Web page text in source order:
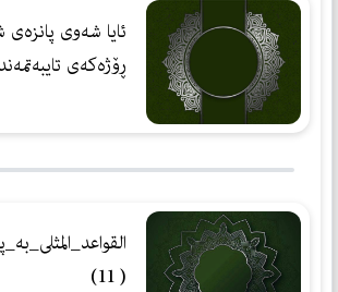
ئایا شەوی
ڕۆژەكەی
( 11)